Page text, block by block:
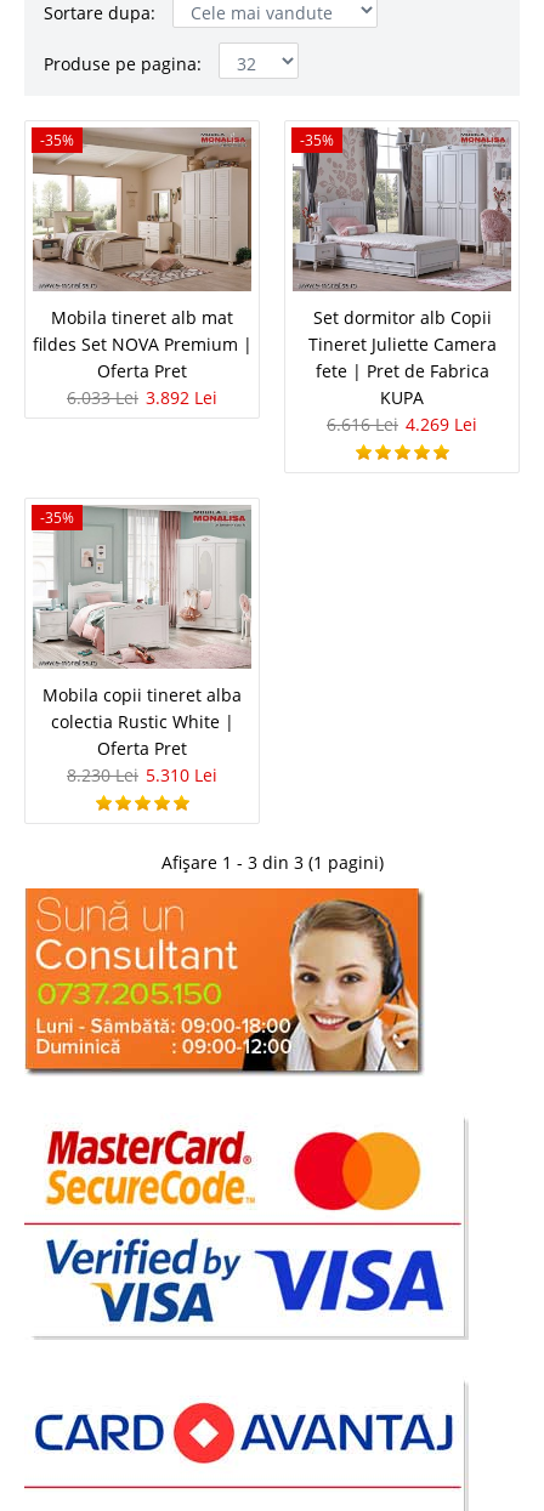
Sortare dupa:
Produse pe pagina:
-35%
Mobila tineret alb mat fildes Set
NOVA Premium | Oferta Pret
Set mobila dormitor alb mat fildes tineret baieti si fete NOVA ⭐
Oferta preturi importator oficial KUPA Genc Colectia NOVA de la Kupa
Genc este definitia spatiului modern pentru tineri si copii. Creat special
pentru a raspunde nevoilor generatiei actuale, Nova imbina calitatea..
6.033 Lei
Pret Redus
Adauga la Favorite
Set dormitor alb Copii Tineret Juliette
Camera fete | Pret de Fabrica KUPA
Set complet mobilier dormitor alb fete tineret copii JULIETTE de Lux ⭐ Pret
clasic, creat special pentru fetite si domnisoare&hea..
6.616 Lei
Pret Redus 4.269 Lei
In Stoc
Vezi Detalii
-35%
-35%
Mobila tineret alb mat
fildes Set NOVA Premium |
Oferta Pret
6.033 Lei 3.892 Lei
-35%
Set dormitor alb Copii
Tineret Juliette Camera
fete | Pret de Fabrica
KUPA
6.616 Lei 4.269 Lei
-35%
Mobila copii tineret alba
colectia Rustic White |
Oferta Pret
8.230 Lei 5.310 Lei
Afișare 1 - 3 din 3 (1 pagini)